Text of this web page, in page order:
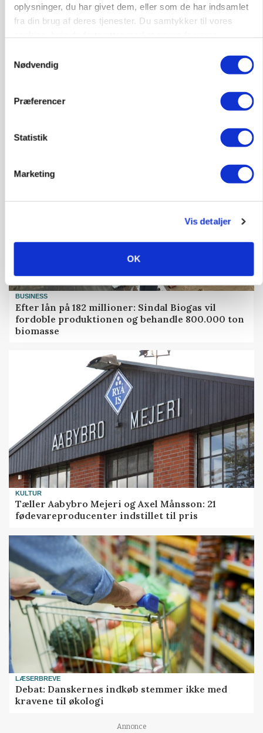
oplysninger, du har givet dem, eller som de har indsamlet
fra din brug af deres tjenester. Du samtykker til vores
Nødvendig
Præferencer
Statistik
Marketing
Vis detaljer
OK
Efter fire årtier: Familieejet vestjysk producent
af staldinventar får ny medejer
KULTUR
BUSINESS
Efter lån på 182 millioner: Sindal Biogas vil
fordoble produktionen og behandle 800.000 ton
biomasse
KULTUR
Tæller Aabybro Mejeri og Axel Månsson: 21
fødevareproducenter indstillet til pris
LÆSERBREVE
Debat: Danskernes indkøb stemmer ikke med
kravene til økologi
Annonce